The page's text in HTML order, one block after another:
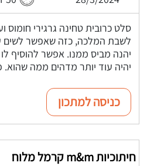
סלט כרובית טחינה גרגירי חומוס
לשבת המלכה, כזה שאפשר לשים
יהנה מביס ממנו. אפשר להוסיף לו
יהיה עוד יותר מדהים ממה שהוא.
כניסה למתכון
חיתוכיות m&m קרמל מלוח